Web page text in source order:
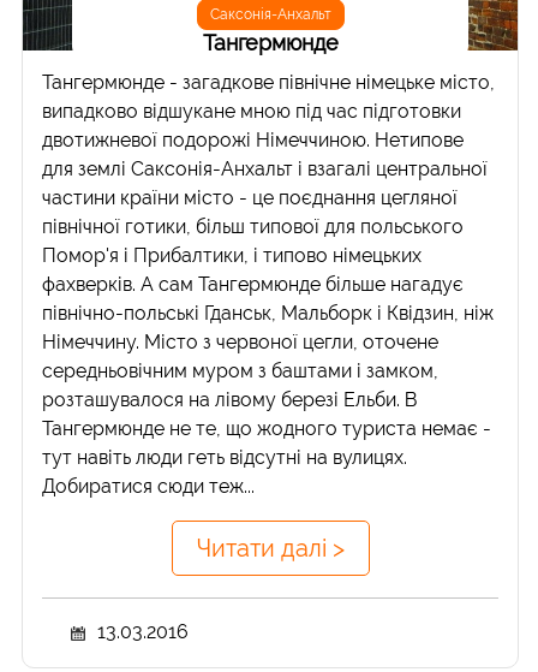
Саксонія-Анхальт
Тангермюнде
Тангермюнде - загадкове північне німецьке місто,
випадково відшукане мною під час підготовки
двотижневої подорожі Німеччиною. Нетипове
для землі Саксонія-Анхальт і взагалі центральної
частини країни місто - це поєднання цегляної
північної готики, більш типової для польського
Помор'я і Прибалтики, і типово німецьких
фахверків. А сам Тангермюнде більше нагадує
північно-польські Гданськ, Мальборк і Квідзин, ніж
Німеччину. Місто з червоної цегли, оточене
середньовічним муром з баштами і замком,
розташувалося на лівому березі Ельби. В
Тангермюнде не те, що жодного туриста немає -
тут навіть люди геть відсутні на вулицях.
Добиратися сюди теж...
Читати далі >
13.03.2016